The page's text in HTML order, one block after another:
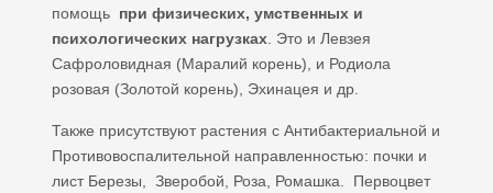
помощь при физических, умственных и
психологических нагрузках. Это и Левзея
Сафроловидная (Маралий корень), и Родиола
розовая (Золотой корень), Эхинацея и др.
Также присутствуют растения с Антибактериальной и
Противовоспалительной направленностью: почки и
лист Березы, Зверобой, Роза, Ромашка. Первоцвет